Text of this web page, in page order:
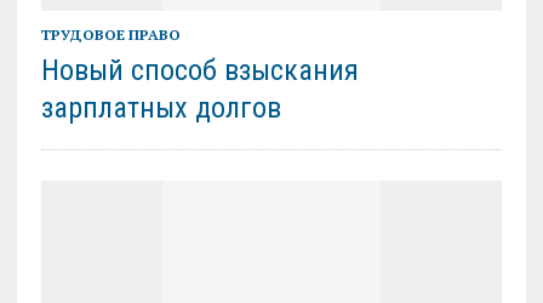
ТРУДОВОЕ ПРАВО
Новый способ взыскания
зарплатных долгов